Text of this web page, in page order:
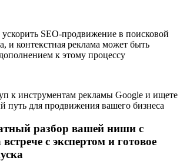
SEO-продвижение в поисковой
и контекстная реклама может быть
к этому процессу
к инструментам рекламы Google и ищете
путь для продвижения вашего бизнеса
разбор вашей ниши с
с экспертом и готовое